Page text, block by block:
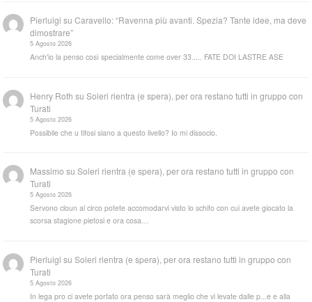
Pierluigi suCaravello: “Ravenna più avanti. Spezia? Tante idee, ma deve
dimostrare”
5 Agosto 2026
Anch'io la penso così specialmente come over 33..... FATE DOI LASTRE ASE
Henry Roth suSoleri rientra (e spera), per ora restano tutti in gruppo con
Turati
5 Agosto 2026
Possibile che u tifosi siano a questo livello? Io mi dissocio.
Massimo suSoleri rientra (e spera), per ora restano tutti in gruppo con
Turati
5 Agosto 2026
Servono cloun al circo potete accomodarvi visto lo schifo con cui avete giocato la
scorsa stagione pietosi e ora cosa…
Pierluigi suSoleri rientra (e spera), per ora restano tutti in gruppo con
Turati
5 Agosto 2026
In lega pro ci avete portato ora penso sarà meglio che vi levate dalle p...e e alla